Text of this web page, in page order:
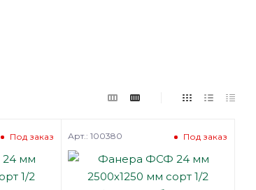
Под заказ Под заказ
Арт.: 100380